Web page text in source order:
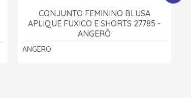
CONJUNTO FEMININO BLUSA
APLIQUE FUXICO E SHORTS 27785 -
ANGERÔ
ANGERO